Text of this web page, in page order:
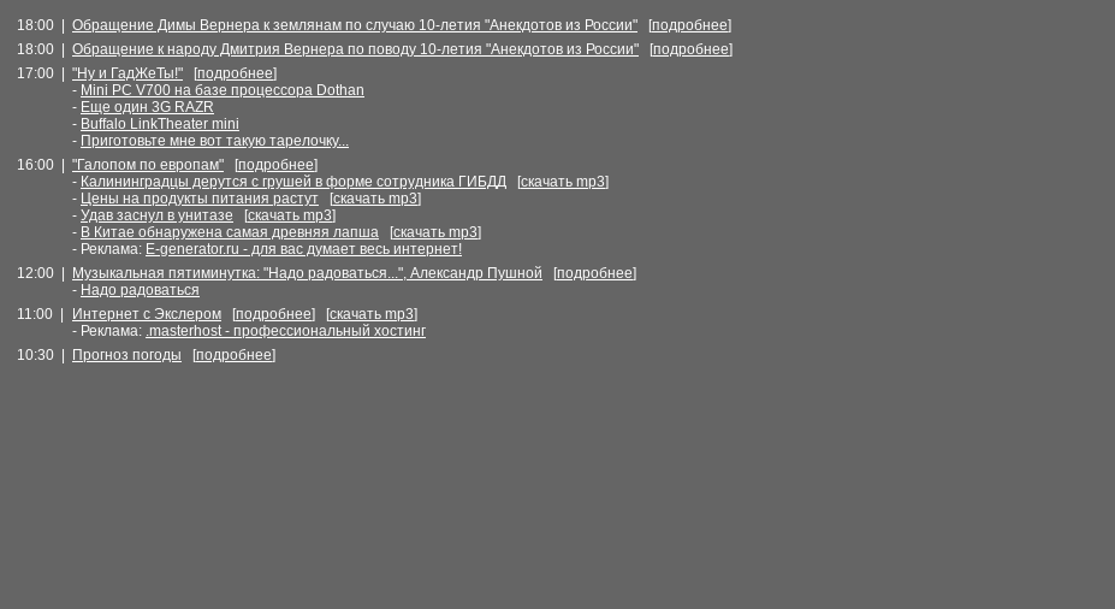
18:00 | Обращение Димы Вернера к землянам по случаю 10-летия "Анекдотов из России" [подробнее]
18:00 |
Обращение к народу Дмитрия Вернера по поводу 10-летия "Анекдотов из России" [подробнее]
17:00 |
"Ну и ГадЖеТы!" [подробнее]
- Mini PC V700 на базе процессора Dothan
- Еще один 3G RAZR
- Buffalo LinkTheater mini
- Приготовьте мне вот такую тарелочку...
16:00 |
"Галопом по европам" [подробнее]
- Калининградцы дерутся с грушей в форме сотрудника ГИБДД [скачать mp3]
- Цены на продукты питания растут [скачать mp3]
- Удав заснул в унитазе [скачать mp3]
- В Китае обнаружена самая древняя лапша [скачать mp3]
- Реклама: E-generator.ru - для вас думает весь интернет!
12:00 |
Музыкальная пятиминутка: "Надо радоваться...", Александр Пушной [подробнее]
- Надо радоваться
11:00 |
Интернет с Экслером [подробнее] [скачать mp3]
- Реклама: .masterhost - профессиональный хостинг
10:30 |
Прогноз погоды [подробнее]